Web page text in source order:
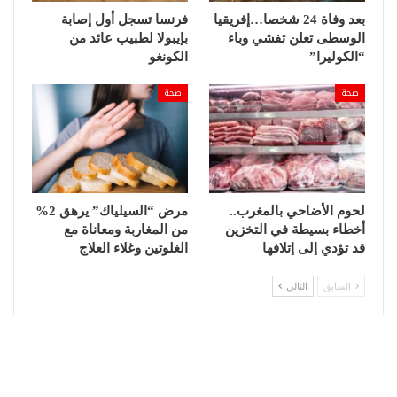
من عدد المقاعد في كليات الطب والصيدلة وطب
الأسنان، قائلا “يجب تحفيز الخريجين ليبقوا في المغرب”.
بالإضافة إلى دفاعه عن تخفيض مدة تكوين الأطباء من
سبع سنوات إلى ست سنوات، موضحا أن هذا القرار يدخل
في إطار الورش الملكي لتعميم التغطية الصحية، ورفع
نسبة التأطير الصحي ليصل إلى معايير الصحة العالمية.
وأكد أن الحكومة درست تخفيض سنوات تكوين الأطباء،
بعد وفاة 24 شخصا…إفريقيا
الوسطى تعلن تفشي وباء
“الكوليرا”
فرنسا تسجل أول إصابة
بإيبولا لطبيب عائد من
الكونغو
صحة
لحوم الأضاحي بالمغرب..
أخطاء بسيطة في التخزين
قد تؤدي إلى إتلافها
صحة
مرض “السيلياك” يرهق 2%
من المغاربة ومعاناة مع
الغلوتين وغلاء العلاج
السابق التالي